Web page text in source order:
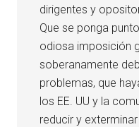
dirigentes y
Que se ponga
odiosa imposición
soberanamente
problemas, que
los EE. UU y la
reducir y